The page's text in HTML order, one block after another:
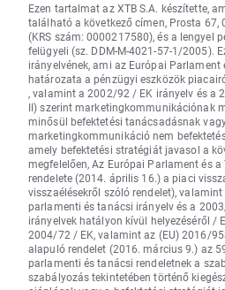
Ezen tartalmat az XTB S.A. készítette,
található a következő címen, Prosta 67,
(KRS szám: 0000217580), és a lengyel
felügyeli (sz. DDM-M-4021-57-1/2005).
irányelvének, ami az Európai
határozata a pénzügyi eszközök
, valamint a 2002/92 / EK irányelv és a
II) szerint marketingkommunikációnak
minősül befektetési tanácsadásnak
marketingkommunikáció nem
amely befektetési stratégiát javasol a
megfelelően, Az Európai Parlament és
rendelete (2014. április 16.) a piaci
visszaélésekről szóló rendelet),
parlamenti és tanácsi irányelv és a
irányelvek hatályon kívül helyezéséről /
2004/72 / EK, valamint az (EU) 2016/
alapuló rendelet (2016. március 9.) az
parlamenti és tanácsi rendeletnek a
szabályozás tekintetében történő